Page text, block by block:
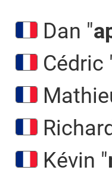
Dan "
Cédric
Kévin "